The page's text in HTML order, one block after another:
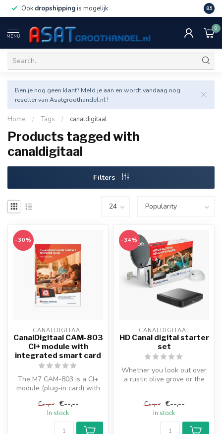
Ook dropshippingis mogelijk Veel
8.5
MENU
0
Ben je nog geen klant? Meld je aan en wordt vandaag nog
reseller van Asatgroothandel.nl !
Home / Tags / canaldigitaal
Products tagged with
canaldigitaal
Filters
-30%
CANALDIGITAAL
CanalDigitaal CAM-803
CI+ module with
integrated smart card
The M7 CAM-803 is a CI+
module (plug-in card) with
spac...
€--,-- €--,--
In stock
-34%
CANALDIGITAAL
HD Canal digital starter
set
Whether you look out over
a rustic olive grove or the
€--,-- €--,--
In stock